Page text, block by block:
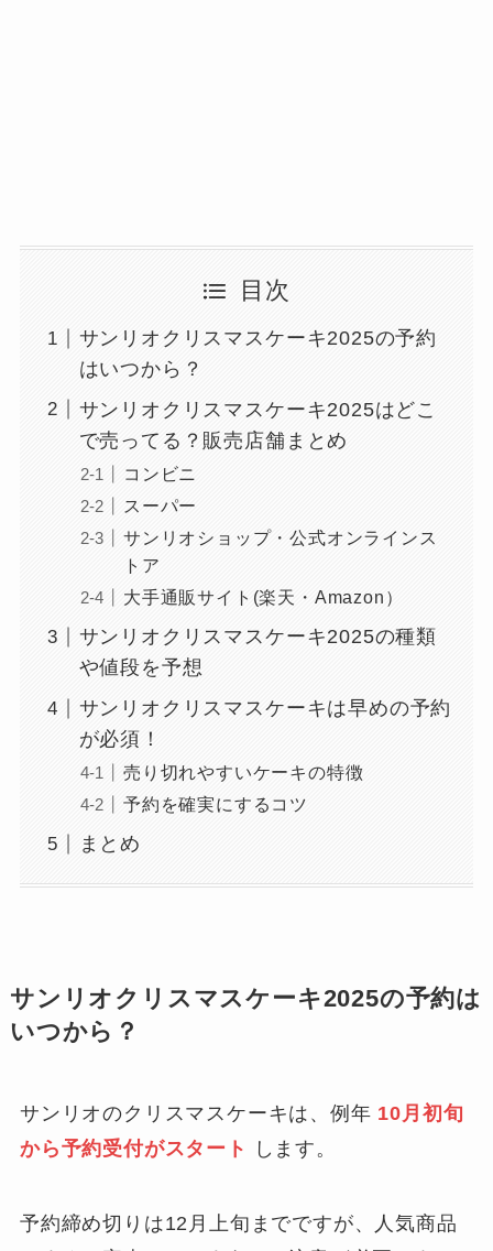
目次
サンリオクリスマスケーキ2025の予約
はいつから？
サンリオクリスマスケーキ2025はどこ
で売ってる？販売店舗まとめ
コンビニ
スーパー
サンリオショップ・公式オンラインス
トア
大手通販サイト(楽天・Amazon）
サンリオクリスマスケーキ2025の種類
や値段を予想
サンリオクリスマスケーキは早めの予約
が必須！
売り切れやすいケーキの特徴
予約を確実にするコツ
まとめ
サンリオクリスマスケーキ2025の予約は
いつから？
サンリオのクリスマスケーキは、例年 10月初旬
から予約受付がスタート
します。
予約締め切りは12月上旬までですが、人気商品